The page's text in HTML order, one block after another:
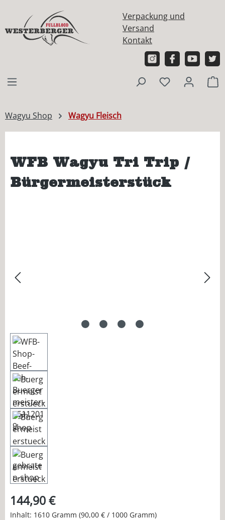
Verpackung und
Versand
Kontakt
Wagyu Shop Wagyu Fleisch
WFB Wagyu Tri Trip /
Bürgermeisterstück
144,90 €
Inhalt: 1610 Gramm (90,00 € / 1000 Gramm)